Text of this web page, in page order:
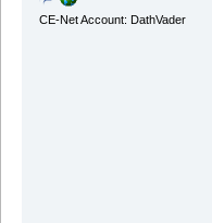
CE-Net Account: DathVader